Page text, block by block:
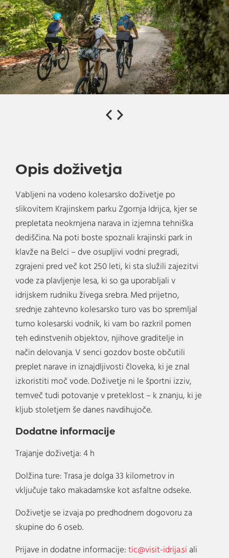
Opis doživetja
Vabljeni na vodeno kolesarsko doživetje po
slikovitem Krajinskem parku Zgornja Idrijca, kjer se
prepletata neokrnjena narava in izjemna tehniška
dediščina. Na poti boste spoznali krajinski park in
klavže na Belci – dve osupljivi vodni pregradi,
zgrajeni pred več kot 250 leti, ki sta služili zajezitvi
vode za plavljenje lesa, ki so ga uporabljali v
idrijskem rudniku živega srebra. Med prijetno,
srednje zahtevno kolesarsko turo vas bo spremljal
turno kolesarski vodnik, ki vam bo razkril pomen
teh edinstvenih objektov, njihove graditelje in
način delovanja. V senci gozdov boste občutili
preplet narave in iznajdljivosti človeka, ki je znal
izkoristiti moč vode. Doživetje ni le športni izziv,
temveč tudi potovanje v preteklost – k znanju, ki je
kljub stoletjem še danes navdihujoče.
Dodatne informacije
Trajanje doživetja: 4 h
Dolžina ture: Trasa je dolga 33 kilometrov in
vključuje tako makadamske kot asfaltne odseke.
Doživetje se izvaja po predhodnem dogovoru za
skupine do 6 oseb.
Prijave in dodatne informacije: tic@visit-idrija.si ali